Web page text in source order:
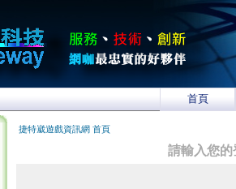
首頁
捷特崴遊戲資訊網 首頁
請輸入您